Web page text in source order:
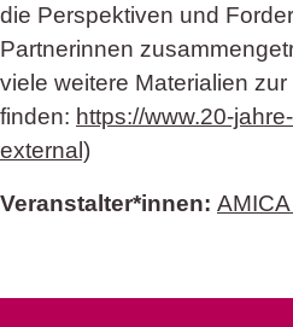
die Perspektiven und
Partnerinnen
viele weitere Materialien
finden: https://www.20-
external)
Veranstalter*innen: AMICA